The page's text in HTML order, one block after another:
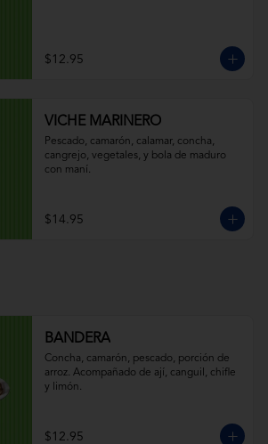
$12.95
VICHE MARINERO
Pescado, camarón, calamar, concha,
cangrejo, vegetales, y bola de maduro
con maní.
$14.95
BANDERA
Concha, camarón, pescado, porción de
arroz. Acompañado de ají, canguil, chifle
y limón.
$12.95